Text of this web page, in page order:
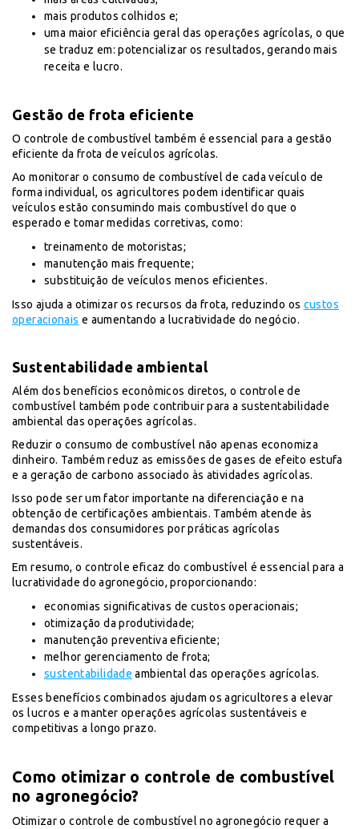
mais produtos colhidos e;
uma maior eficiência geral das operações agrícolas, o que
se traduz em: potencializar os resultados, gerando mais
receita e lucro.
Gestão de frota eficiente
O controle de combustível também é essencial para a gestão
eficiente da frota de veículos agrícolas.
Ao monitorar o consumo de combustível de cada veículo de
forma individual, os agricultores podem identificar quais
veículos estão consumindo mais combustível do que o
esperado e tomar medidas corretivas, como:
treinamento de motoristas;
manutenção mais frequente;
substituição de veículos menos eficientes.
Isso ajuda a otimizar os recursos da frota, reduzindo os custos
operacionais e aumentando a lucratividade do negócio.
Sustentabilidade ambiental
Além dos benefícios econômicos diretos, o controle de
combustível também pode contribuir para a sustentabilidade
ambiental das operações agrícolas.
Reduzir o consumo de combustível não apenas economiza
dinheiro. Também reduz as emissões de gases de efeito estufa
e a geração de carbono associado às atividades agrícolas.
Isso pode ser um fator importante na diferenciação e na
obtenção de certificações ambientais. Também atende às
demandas dos consumidores por práticas agrícolas
sustentáveis.
Em resumo, o controle eficaz do combustível é essencial para a
lucratividade do agronegócio, proporcionando:
economias significativas de custos operacionais;
otimização da produtividade;
manutenção preventiva eficiente;
melhor gerenciamento de frota;
sustentabilidade ambiental das operações agrícolas.
Esses benefícios combinados ajudam os agricultores a elevar
os lucros e a manter operações agrícolas sustentáveis e
competitivas a longo prazo.
Como otimizar o controle de combustível
no agronegócio?
Otimizar o controle de combustível no agronegócio requer a